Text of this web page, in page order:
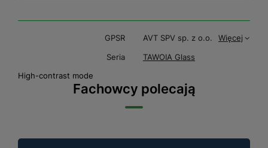
GPSR AVT SPV sp. z o.o.
Więcej
Seria
TAWOIA Glass
High-contrast mode
Fachowcy polecają